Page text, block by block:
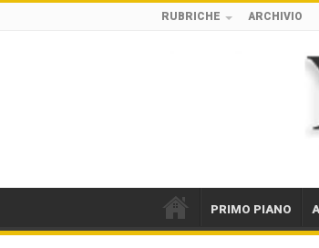
RUBRICHE ARCHIVIO
PRIMO PIANO